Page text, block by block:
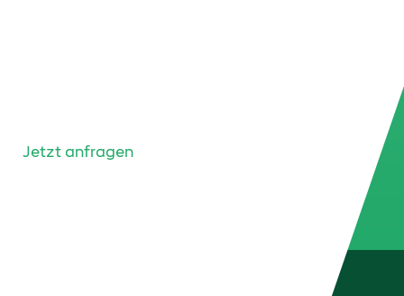
Jetzt anfragen